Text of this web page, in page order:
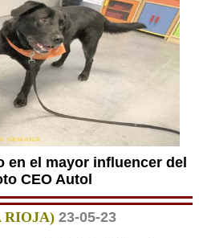
en el mayor influencer del
CEO Autol
RIOJA) 23-05-23